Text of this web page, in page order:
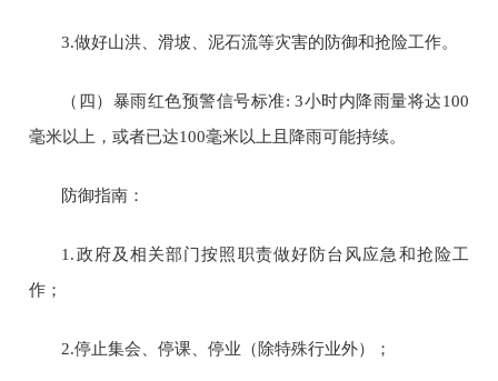
3.做好山洪、滑坡、泥石流等灾害的防御和抢险工作。
（四）暴雨红色预警信号标准: 3小时内降雨量将达100
毫米以上，或者已达100毫米以上且降雨可能持续。
防御指南：
1.政府及相关部门按照职责做好防台风应急和抢险工
作；
2.停止集会、停课、停业（除特殊行业外）；